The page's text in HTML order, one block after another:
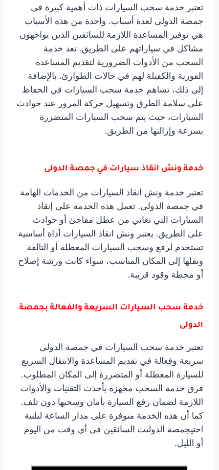
تعتبر خدمة سحب السيارات ذات أهمية كبيرة في
جمصة الدولى لعدة أسباب. واحدة من هذه الأسباب
هي توفير المساعدة اللازمة للسائقين الذين يواجهون
مشاكل في سياراتهم على الطريق. تعد خدمة
السحب من الأدوات الضرورية لتقديم المساعدة
الفورية والكفيلة لهم في حالات الطوارئ. بالإضافة
إلى ذلك، تساهم خدمة سحب السيارات في الحفاظ
على سلامة الطرق وتسهيل حركة المرور عند حوادث
السيارات، حيث يتم سحب السيارات المتضررة
بسرعة وإزالتها من الطريق.
خدمة ونش انقاذ سيارات في جمصة الدولى
تعتبر خدمة ونش انقاذ السيارات من الخدمات الهامة
في جمصة الدولى. تعمل هذه الخدمة على إنقاذ
السيارات التي تعاني من عطل مفاجئ أو حوادث
على الطريق. يعتبر ونش انقاذ السيارات أداة أساسية
تستخدم لرفع وسحب السيارات المعطلة أو التالفة
ونقلها إلى المكان المناسب، سواء كانت ورشة إصلاح
أو محطة وقود قريبة.
خدمة سحب السيارات السريعة والفعالة بجمصة
الدولى
تعتبر خدمة سحب السيارات في جمصة الدولى
سريعة وفعالة في تقديم المساعدة والانتقال السريع
للسيارة المعطلة أو المتضررة إلى المكان المطلوب.
فرق خدمة السحب مجهزة بأحدث التقنيات والأدوات
اللازمة لضمان رفع السيارة بأمان وسحبها دون تلف.
كما أن هذه الخدمة متوفرة على مدار الساعة لتلبية
احتيجمصة الدولىت السائقين في أي وقت من اليوم
أو الليل.